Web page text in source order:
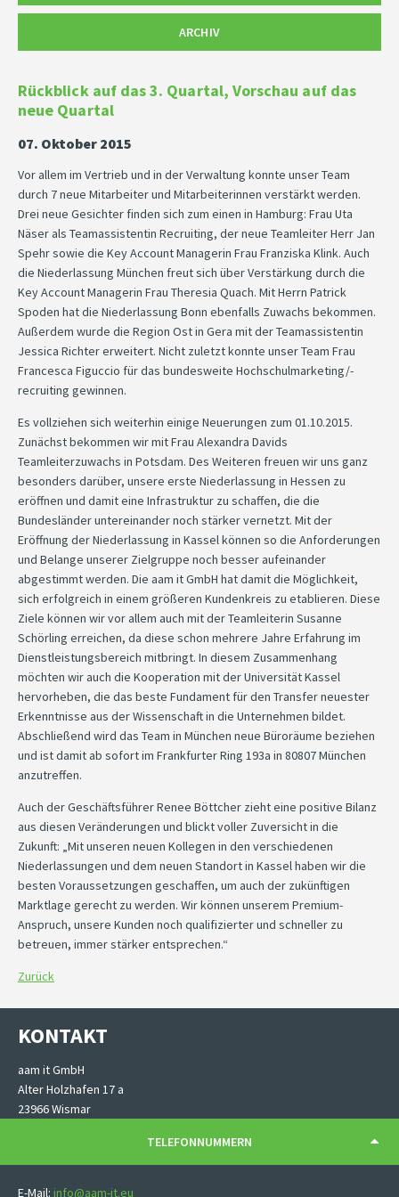
ARCHIV
Rückblick auf das 3. Quartal, Vorschau auf das
neue Quartal
07. Oktober 2015
Vor allem im Vertrieb und in der Verwaltung konnte unser Team
durch 7 neue Mitarbeiter und Mitarbeiterinnen verstärkt werden.
Drei neue Gesichter finden sich zum einen in Hamburg: Frau Uta
Näser als Teamassistentin Recruiting, der neue Teamleiter Herr Jan
Spehr sowie die Key Account Managerin Frau Franziska Klink. Auch
die Niederlassung München freut sich über Verstärkung durch die
Key Account Managerin Frau Theresia Quach. Mit Herrn Patrick
Spoden hat die Niederlassung Bonn ebenfalls Zuwachs bekommen.
Außerdem wurde die Region Ost in Gera mit der Teamassistentin
Jessica Richter erweitert. Nicht zuletzt konnte unser Team Frau
Francesca Figuccio für das bundesweite Hochschulmarketing/-
recruiting gewinnen.
Es vollziehen sich weiterhin einige Neuerungen zum 01.10.2015.
Zunächst bekommen wir mit Frau Alexandra Davids
Teamleiterzuwachs in Potsdam. Des Weiteren freuen wir uns ganz
besonders darüber, unsere erste Niederlassung in Hessen zu
eröffnen und damit eine Infrastruktur zu schaffen, die die
Bundesländer untereinander noch stärker vernetzt. Mit der
Eröffnung der Niederlassung in Kassel können so die Anforderungen
und Belange unserer Zielgruppe noch besser aufeinander
abgestimmt werden. Die aam it GmbH hat damit die Möglichkeit,
sich erfolgreich in einem größeren Kundenkreis zu etablieren. Diese
Ziele können wir vor allem auch mit der Teamleiterin Susanne
Schörling erreichen, da diese schon mehrere Jahre Erfahrung im
Dienstleistungsbereich mitbringt. In diesem Zusammenhang
möchten wir auch die Kooperation mit der Universität Kassel
hervorheben, die das beste Fundament für den Transfer neuester
Erkenntnisse aus der Wissenschaft in die Unternehmen bildet.
Abschließend wird das Team in München neue Büroräume beziehen
und ist damit ab sofort im Frankfurter Ring 193a in 80807 München
anzutreffen.
Auch der Geschäftsführer Renee Böttcher zieht eine positive Bilanz
aus diesen Veränderungen und blickt voller Zuversicht in die
Zukunft: „Mit unseren neuen Kollegen in den verschiedenen
Niederlassungen und dem neuen Standort in Kassel haben wir die
besten Voraussetzungen geschaffen, um auch der zukünftigen
Marktlage gerecht zu werden. Wir können unserem Premium-
Anspruch, unsere Kunden noch qualifizierter und schneller zu
betreuen, immer stärker entsprechen.“
Zurück
KONTAKT
aam it GmbH
Alter Holzhafen 17 a
23966 Wismar
TELEFONNUMMERN
E-Mail: info@aam-it.eu